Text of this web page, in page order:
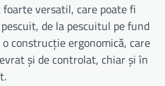
versatil, care poate fi
de la pescuitul pe fund
construcție ergonomică, care
și de controlat, chiar și în